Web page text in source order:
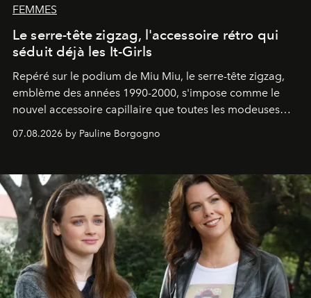
FEMMES
Le serre-tête zigzag, l'accessoire rétro qui
séduit déjà les It-Girls
Repéré sur le podium de Miu Miu, le serre-tête zigzag,
emblème des années 1990-2000, s'impose comme le
nouvel accessoire capillaire que toutes les modeuses
s'arrachent déjà.
07.08.2026 by Pauline Borgogno